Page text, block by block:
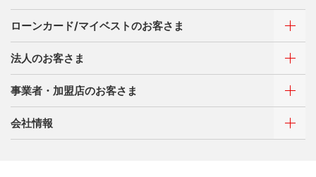
お客さまサポート
サイトマップ
特典・サービス
選べるお支払方法
お客さまサポート
サイトマップ
ローンカード/マイベストのお客さま
ご利用・お支払い方法
ATMネットワーク
借入時残高スライドリボルビング方式
各種照会・お手続き
法人のお客さま
事業者・加盟店のお客さま
会社情報